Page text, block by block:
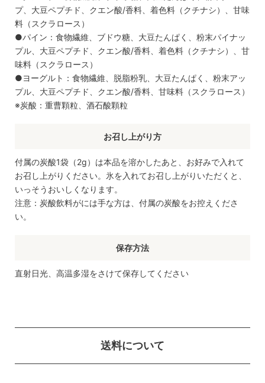
プ、大豆ペプチド、クエン酸/香料、着色料（クチナシ）、甘味
料（スクラロース）
●パイン：食物繊維、ブドウ糖、大豆たんぱく、粉末パイナッ
プル、大豆ペプチド、クエン酸/香料、着色料（クチナシ）、甘
味料（スクラロース）
●ヨーグルト：食物繊維、脱脂粉乳、大豆たんぱく、粉末アッ
プル、大豆ペプチド、クエン酸/香料、甘味料（スクラロース）
※炭酸：重曹顆粒、酒石酸顆粒
お召し上がり方
付属の炭酸1袋（2g）は本品を溶かしたあと、お好みで入れて
お召し上がりください。氷を入れてお召し上がりいただくと、
いっそうおいしくなります。
注意：炭酸飲料がには手な方は、付属の炭酸をお控えくださ
い。
保存方法
直射日光、高温多湿をさけて保存してください
送料について